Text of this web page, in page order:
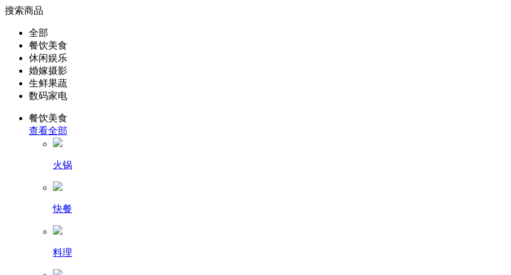
搜索商品
全部
餐饮美食
休闲娱乐
婚嫁摄影
生鲜果蔬
数码家电
餐饮美食
查看全部
火锅
快餐
料理